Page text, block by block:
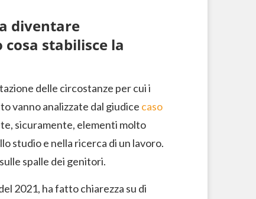
diventare
stabilisce la
delle circostanze per cui i
vanno analizzate dal giudice caso
sicuramente, elementi molto
studio e nella ricerca di un lavoro.
spalle dei genitori.
2021, ha fatto chiarezza su di